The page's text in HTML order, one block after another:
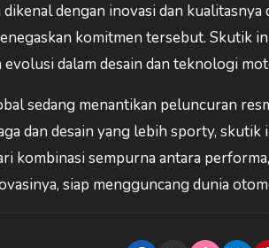
dikenal dengan inovasi dan
komitmen tersebut. Skutik
dalam desain dan teknologi
sedang menantikan peluncuran
dan desain yang lebih sporty,
kombinasi sempurna antara
siap mengguncang dunia